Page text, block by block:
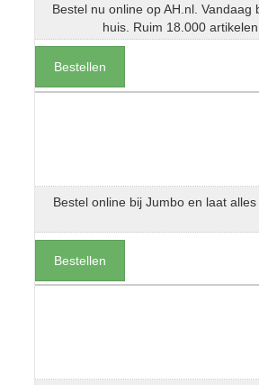
Bestel nu online op AH.nl. Vandaag
huis. Ruim 18.000
Bestellen
Bestel online bij Jumbo en laat
Bestellen